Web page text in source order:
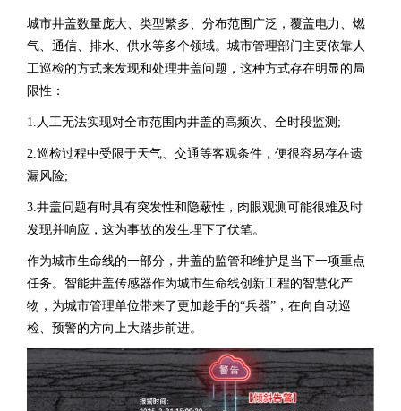
城市井盖数量庞大、类型繁多、分布范围广泛，覆盖电力、燃
气、通信、排水、供水等多个领域。城市管理部门主要依靠人
工巡检的方式来发现和处理井盖问题，这种方式存在明显的局
限性：
1.人工无法实现对全市范围内井盖的高频次、全时段监测;
2.巡检过程中受限于天气、交通等客观条件，便很容易存在遗
漏风险;
3.井盖问题有时具有突发性和隐蔽性，肉眼观测可能很难及时
发现并响应，这为事故的发生埋下了伏笔。
作为城市生命线的一部分，井盖的监管和维护是当下一项重点
任务。 智能井盖传感器作为城市生命线创新工程的智慧化产
物，为城市管理单位带来了更加趁手的“兵器”，在向自动巡
检、预警的方向上大踏步前进。